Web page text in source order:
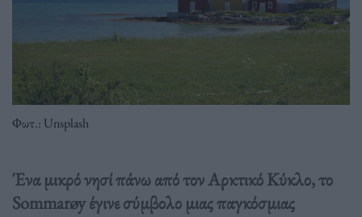
Φωτ.: Unsplash
Ένα μικρό νησί πάνω από τον Αρκτικό Κύκλο, το
Sommarøy έγινε σύμβολο μιας παγκόσμιας